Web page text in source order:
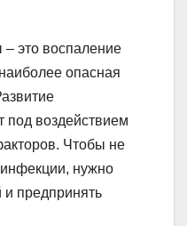
– это воспаление
опасная
под воздействием
Чтобы не
нужно
и предпринять